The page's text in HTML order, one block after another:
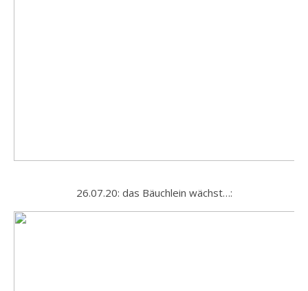
26.07.20: das Bäuchlein wächst…: